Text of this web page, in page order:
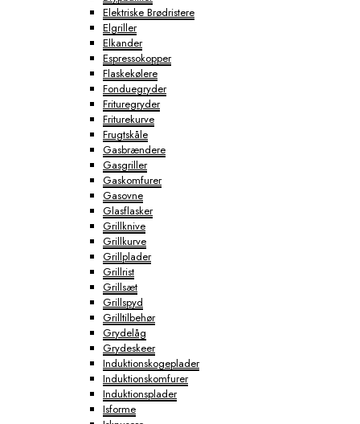
Elektriske Brødristere
Elgriller
Elkander
Espressokopper
Flaskekølere
Fonduegryder
Frituregryder
Friturekurve
Frugtskåle
Gasbrændere
Gasgriller
Gaskomfurer
Gasovne
Glasflasker
Grillknive
Grillkurve
Grillplader
Grillrist
Grillsæt
Grillspyd
Grilltilbehør
Grydelåg
Grydeskeer
Induktionskogeplader
Induktionskomfurer
Induktionsplader
Isforme